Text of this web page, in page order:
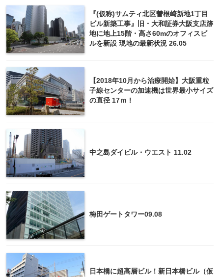
『(仮称)サムティ北区曽根崎新地1丁目
ビル新築工事』旧・大和証券大阪支店跡
地に地上15階・高さ60mのオフィスビ
ルを新設 現地の最新状況 26.05
【2018年10月から治療開始】大阪重粒
子線センターの加速機は世界最小サイズ
の直径 17ｍ！
中之島ダイビル・ウエスト 11.02
梅田ゲートタワー09.08
日本橋に超高層ビル！新日本橋ビル（仮